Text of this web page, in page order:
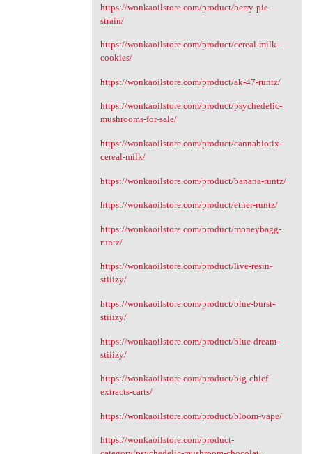
https://wonkaoilstore.com/product/berry-pie-
strain/
https://wonkaoilstore.com/product/cereal-milk-
cookies/
https://wonkaoilstore.com/product/ak-47-runtz/
https://wonkaoilstore.com/product/psychedelic-
mushrooms-for-sale/
https://wonkaoilstore.com/product/cannabiotix-
cereal-milk/
https://wonkaoilstore.com/product/banana-runtz/
https://wonkaoilstore.com/product/ether-runtz/
https://wonkaoilstore.com/product/moneybagg-
runtz/
https://wonkaoilstore.com/product/live-resin-
stiiizy/
https://wonkaoilstore.com/product/blue-burst-
stiiizy/
https://wonkaoilstore.com/product/blue-dream-
stiiizy/
https://wonkaoilstore.com/product/big-chief-
extracts-carts/
https://wonkaoilstore.com/product/bloom-vape/
https://wonkaoilstore.com/product-